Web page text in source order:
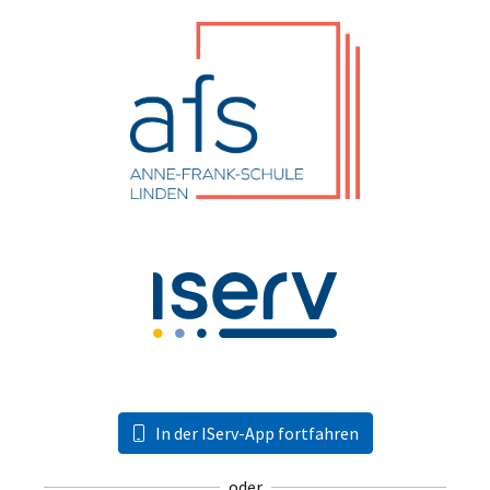
In der IServ-App fortfahren